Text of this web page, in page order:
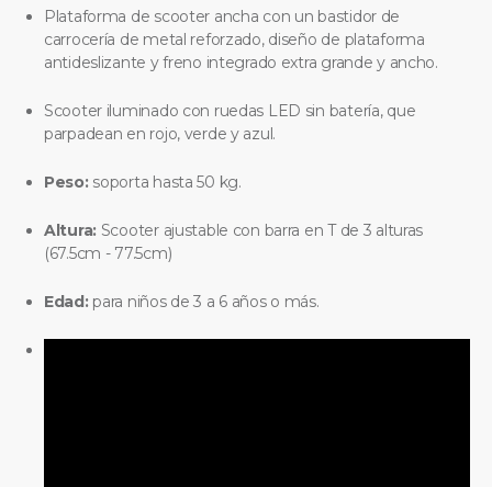
Plataforma de scooter ancha con un bastidor de
carrocería de metal reforzado, diseño de plataforma
antideslizante y freno integrado extra grande y ancho.
Scooter iluminado con ruedas LED sin batería, que
parpadean en rojo, verde y azul.
Peso:soporta hasta 50 kg.
Altura: Scooter ajustable con barra en T de 3 alturas
(67.5cm - 77.5cm)
Edad:para niños de 3 a 6 años o más.